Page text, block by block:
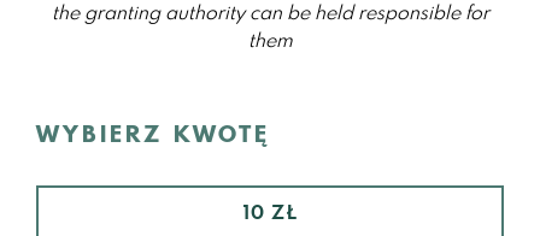
the granting authority can be held responsible for
them
WYBIERZ KWOTĘ
10 ZŁ